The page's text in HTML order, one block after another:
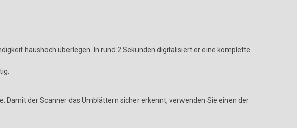
haushoch überlegen. In rund 2 Sekunden digitalisiert er eine komplette
der Scanner das Umblättern sicher erkennt, verwenden Sie einen der